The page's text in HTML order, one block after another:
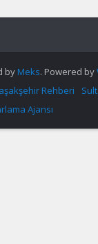
byMeks. Powered by
Rehberi
Ajansı